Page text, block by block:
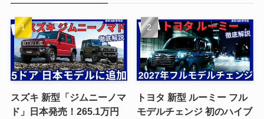
スズキ 新型「ジムニーノマ
ド」日本発売！265.1万円
トヨタ 新型 ルーミー フル
モデルチェンジ 初のハイブ